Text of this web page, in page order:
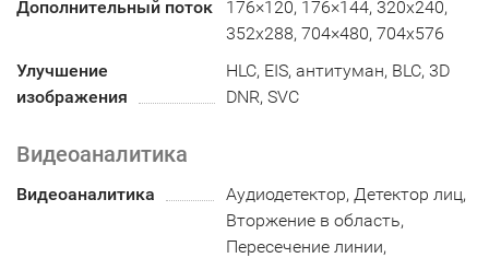
Дополнительный поток
176×120, 176×144, 320x240,
352х288, 704×480, 704x576
Улучшение
изображения
HLC, EIS, антитуман, BLC, 3D
DNR, SVC
Видеоаналитика
Видеоаналитика
Аудиодетектор, Детектор лиц,
Вторжение в область,
Пересечение линии,